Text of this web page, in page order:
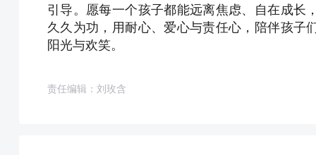
引导。愿每一个孩子都能远离焦虑、自在成长
久久为功，用耐心、爱心与责任心，陪伴孩子
阳光与欢笑。
责任编辑：刘玫含